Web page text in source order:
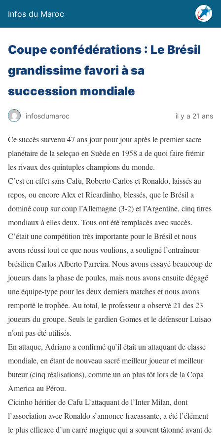
Infos du Maroc
Coupe confédérations : Le Brésil
grandissime favori à sa
succession mondiale
infosdumaroc il y a 21 ans
Ce succès survenu 47 ans jour pour jour après le premier sacre
planétaire de la seleçao en Suède en 1958 a de quoi faire frémir
les rivaux des quintuples champions du monde.
C’est en effet sans Cafu, Roberto Carlos et Ronaldo, laissés au
repos, ou encore Alex et Ricardinho, blessés, que le Brésil a
dominé coup sur coup l’Allemagne (3-2) et l’Argentine, cinq titres
mondiaux à elles deux. Tous ont été remplacés avec succès.
C’était une compétition très importante pour le Brésil et nous
avons réussi tout ce que nous voulions, a souligné l’entraîneur
brésilien Carlos Alberto Parreira. Nous avons essayé beaucoup de
joueurs dans la phase de poules, mais nous avons ensuite dégagé
une équipe-type pour les deux derniers matches et nous avons
remporté le trophée. Au total, le professeur a observé 21 des 23
joueurs du groupe. Seuls le gardien Gomes et le défenseur Luisao
n’ont pas été utilisés.
En attaque, Adriano a confirmé qu’il était un attaquant de classe
mondiale, en étant de nouveau sacré meilleur joueur et meilleur
buteur (cinq réalisations), comme un an plus tôt lors de la Copa
America au Pérou.
Cicinho héritier de Cafu L’attaquant de l’Inter Milan, dont
l’association avec Ronaldo s’annonce fracassante, a été l’élément
le plus efficace d’un carré magique qui a souvent tâtonné avant de